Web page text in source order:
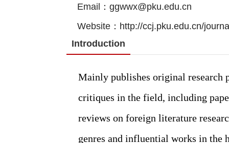
Email：ggwwx@pku.edu.cn
Website： http://ccj.pku.edu.cn/
Introduction